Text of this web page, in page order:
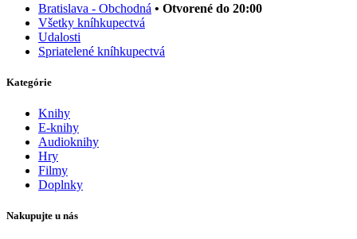
Bratislava - Obchodná • Otvorené do 20:00
Všetky kníhkupectvá
Udalosti
Spriatelené kníhkupectvá
Kategórie
Knihy
E-knihy
Audioknihy
Hry
Filmy
Doplnky
Nakupujte u nás